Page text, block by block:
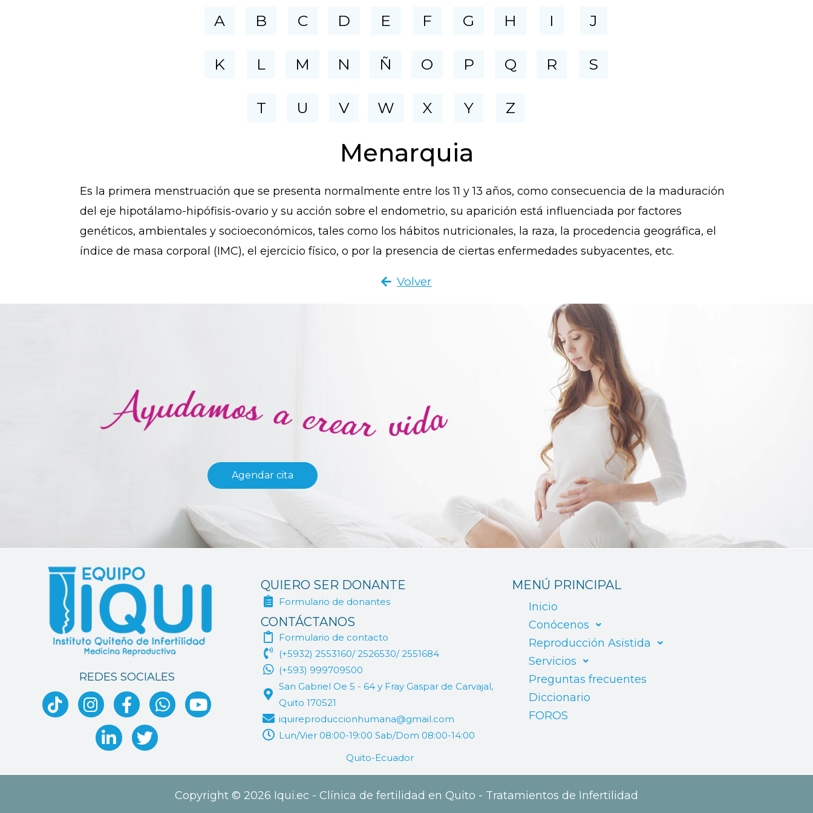
A
K
B
L
T
C
M
U
D
N
V
E
Ñ
W
F
O
X
G
P
Y
H
Q
Z
I
R
J
S
Menarquia
Es la primera menstruación que se presenta normalmente entre los 11 y 13 años, como consecuencia de la maduración
del eje hipotálamo-hipófisis-ovario y su acción sobre el endometrio, su aparición está influenciada por factores
genéticos, ambientales y socioeconómicos, tales como los hábitos nutricionales, la raza, la procedencia geográfica, el
índice de masa corporal (IMC), el ejercicio físico, o por la presencia de ciertas enfermedades subyacentes, etc.
Volver
Agendar cita
REDES SOCIALES
QUIERO SER DONANTE
Formulario de donantes
CONTÁCTANOS
Formulario de contacto
(+5932) 2553160/ 2526530/ 2551684
(+593) 999709500
San Gabriel Oe 5 - 64 y Fray Gaspar de Carvajal,
Quito 170521
iquireproduccionhumana@gmail.com
Lun/Vier 08:00-19:00 Sab/Dom 08:00-14:00
Quito-Ecuador
MENÚ PRINCIPAL
Inicio
Conócenos
Reproducción Asistida
Servicios
Preguntas frecuentes
Diccionario
FOROS
Copyright © 2026 Iqui.ec - Clínica de fertilidad en Quito - Tratamientos de Infertilidad